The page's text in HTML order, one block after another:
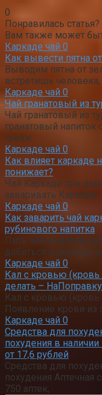
0
Понравилась
Вам также может
Каркаде чай 0
Как вывести пятна
Выводим пятна от
встретишь
Каркаде чай 0
Чай гранатовый из
Чай гранатовый из
гранатовый напиток
греки.
Каркаде чай 0
Как влияет каркаде
понижает?
Чай Каркаде при
заваривать Каркаде
Каркаде чай 0
Как заварить чай
рубинового напитка
Пить чай и
добиться и сколько
Каркаде чай 0
Кал с кровью (кровь
делать –
Кал с кровью (кровь
Появление крови из
Каркаде чай 0
Средства для
похудения в
от 17,6 рублей
Средства для
похудения Аптечная
750 аптек,